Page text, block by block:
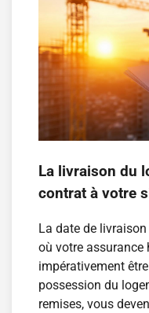
La livraison du
contrat à votre
La date de
où votre
impérativement
possession du
remises, vous